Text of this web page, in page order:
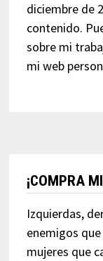
diciembre de
contenido.
sobre mi
mi web
¡COMPRA
Izquierdas,
enemigos
mujeres que